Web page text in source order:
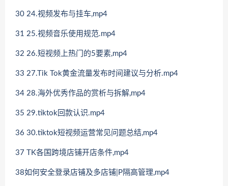
30 24.视频发布与挂车,mp4
31 25.视频音乐使用规范.mp4
32 26.短视频上热门的5要素,mp4
33 27.Tik Tok黄金流量发布时间建议与分析.mp4
34 28.海外优秀作品的赏析与拆解,mp4
35 29.tiktok回款认识.mp4
36 30.tiktok短视频运营常见问题总结,mp4
37 TK各国跨境店铺开店条件,mp4
38如何安全登录店铺及多店铺|P隔高管理,mp4